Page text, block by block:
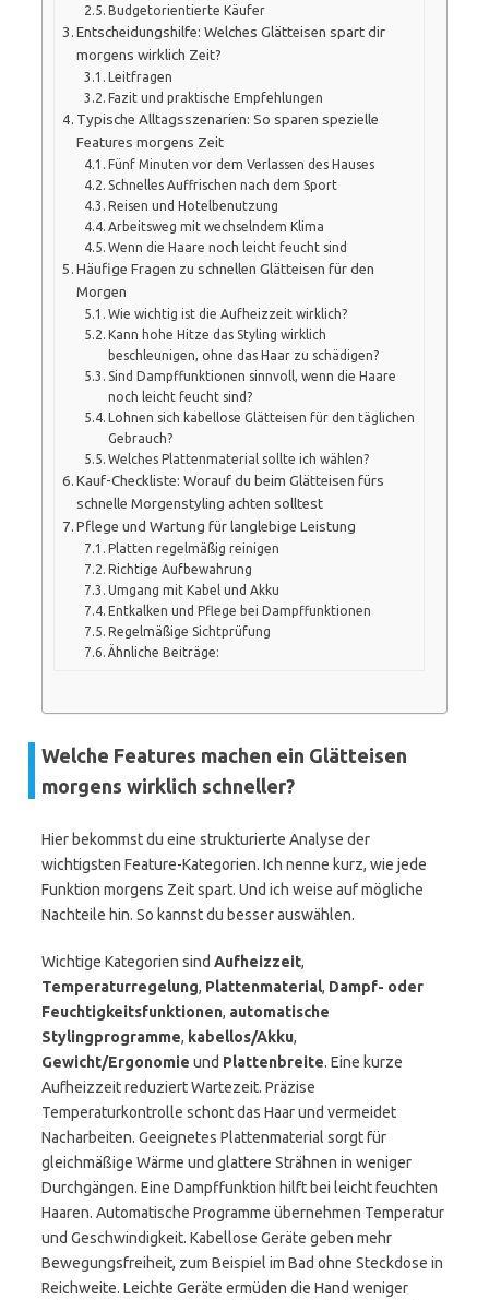
Budgetorientierte Käufer
Entscheidungshilfe: Welches Glätteisen spart dir
morgens wirklich Zeit?
Leitfragen
Fazit und praktische Empfehlungen
Typische Alltagsszenarien: So sparen spezielle
Features morgens Zeit
Fünf Minuten vor dem Verlassen des Hauses
Schnelles Auffrischen nach dem Sport
Reisen und Hotelbenutzung
Arbeitsweg mit wechselndem Klima
Wenn die Haare noch leicht feucht sind
Häufige Fragen zu schnellen Glätteisen für den
Morgen
Wie wichtig ist die Aufheizzeit wirklich?
Kann hohe Hitze das Styling wirklich
beschleunigen, ohne das Haar zu schädigen?
Sind Dampffunktionen sinnvoll, wenn die Haare
noch leicht feucht sind?
Lohnen sich kabellose Glätteisen für den täglichen
Gebrauch?
Welches Plattenmaterial sollte ich wählen?
Kauf-Checkliste: Worauf du beim Glätteisen fürs
schnelle Morgenstyling achten solltest
Pflege und Wartung für langlebige Leistung
Platten regelmäßig reinigen
Richtige Aufbewahrung
Umgang mit Kabel und Akku
Entkalken und Pflege bei Dampffunktionen
Regelmäßige Sichtprüfung
Ähnliche Beiträge:
Welche Features machen ein Glätteisen
morgens wirklich schneller?
Hier bekommst du eine strukturierte Analyse der
wichtigsten Feature-Kategorien. Ich nenne kurz, wie jede
Funktion morgens Zeit spart. Und ich weise auf mögliche
Nachteile hin. So kannst du besser auswählen.
Wichtige Kategorien sind Aufheizzeit,
Temperaturregelung, Plattenmaterial, Dampf- oder
Feuchtigkeitsfunktionen, automatische
Stylingprogramme, kabellos/Akku,
Gewicht/Ergonomie und Plattenbreite. Eine kurze
Aufheizzeit reduziert Wartezeit. Präzise
Temperaturkontrolle schont das Haar und vermeidet
Nacharbeiten. Geeignetes Plattenmaterial sorgt für
gleichmäßige Wärme und glattere Strähnen in weniger
Durchgängen. Eine Dampffunktion hilft bei leicht feuchten
Haaren. Automatische Programme übernehmen Temperatur
und Geschwindigkeit. Kabellose Geräte geben mehr
Bewegungsfreiheit, zum Beispiel im Bad ohne Steckdose in
Reichweite. Leichte Geräte ermüden die Hand weniger